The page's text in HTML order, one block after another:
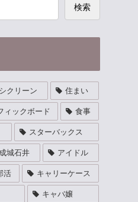
検索
クリーン 住まい
ィックボード 食事
スターバックス
成城石井 アイドル
活 キャリーケース
キャバ嬢